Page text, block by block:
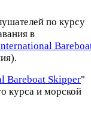
по курсу
в
Bareboat Skipper"
курса и морской